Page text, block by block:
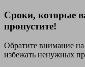
Сроки, которые
пропустите!
Обратите внимание
избежать ненужных